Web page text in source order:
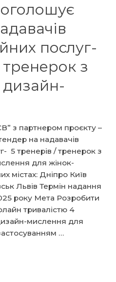
послуг-
з
дизайн-
з партнером проєкту –
на надавачів
5 тренерів / тренерок з
для жінок-
містах: Дніпро Київ
Львів Термін надання
року Мета Розробити
тривалістю 4
мислення для
…